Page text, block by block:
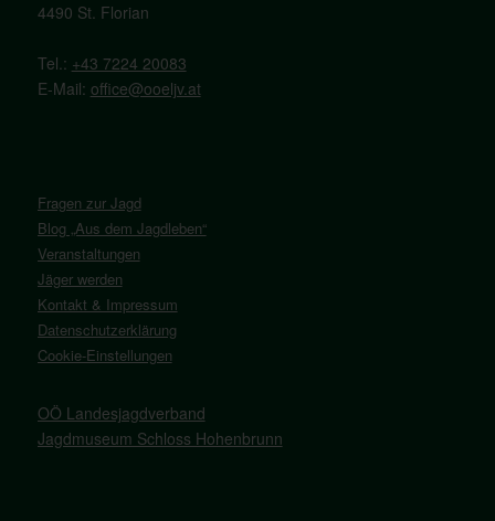
4490 St. Florian
Tel.: +43 7224 20083
E-Mail: office@ooeljv.at
Fragen zur Jagd
Blog „Aus dem Jagdleben“
Veranstaltungen
Jäger werden
Kontakt & Impressum
Datenschutzerklärung
Cookie-Einstellungen
OÖ Landesjagdverband
Jagdmuseum Schloss Hohenbrunn